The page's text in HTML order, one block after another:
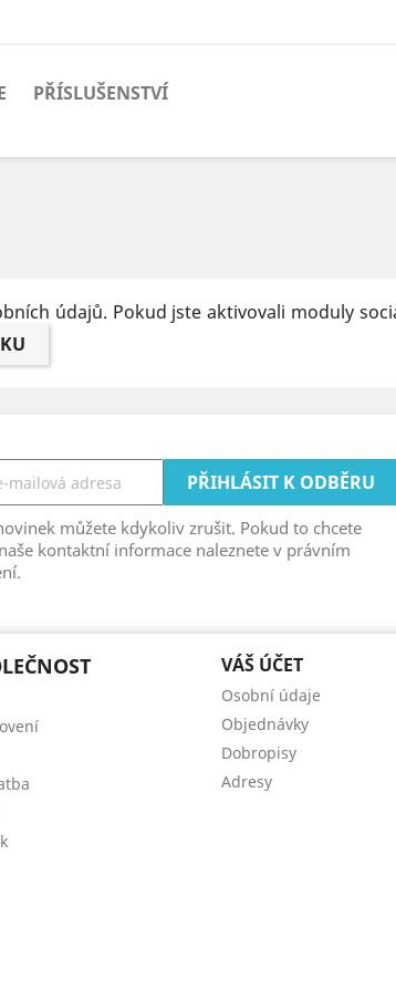
PŘÍSLUŠENSTVÍ
údajů. Pokud jste aktivovali moduly
můžete kdykoliv zrušit. Pokud to chcete
kontaktní informace naleznete v právním
VÁŠ ÚČET
Osobní údaje
Objednávky
Dobropisy
Adresy